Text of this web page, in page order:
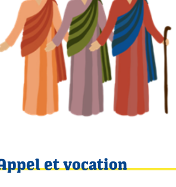
et vocation